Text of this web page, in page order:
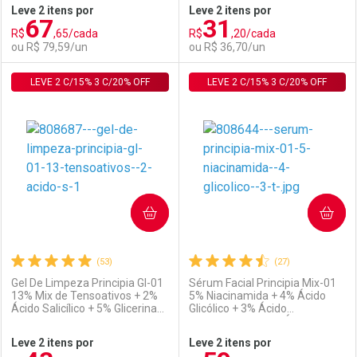
Comprar sem Desconto
Por R$ 49,00/cada
Comprar sem Desconto
Por R$ 49,00/cada
Comprar sem Desconto
Por R$ 54,59/cada
Comprar sem Desconto
Por R$ 54,59/cada
Leve 2 itens por
R$67,65/cada
ou R$ 79,59/un
FECHAR
Laboratório
FECHAR
Por Menos
Leve 2 itens por
R$31 ,20/cada
ou R$ 36,70/un
Laboratório
Ativar Desconto
Por Menos
(53)
Gel De Limpeza Principia Gl-01
13% Mix de Tensoativos + 2%
Ácido Salicílico + 5% Glicerina
LEVE 2 C/15% 3 C/20% OFF
Leve 2 itens por
COMPRAR
(27)
Sérum Facial Principia Mix-01
5% Niacinamida + 4% Ácido
Glicólico + 3% Ácido
LEVE 2 C/15% 3 C/20% OFF
Leve 2 itens por
COMPRAR